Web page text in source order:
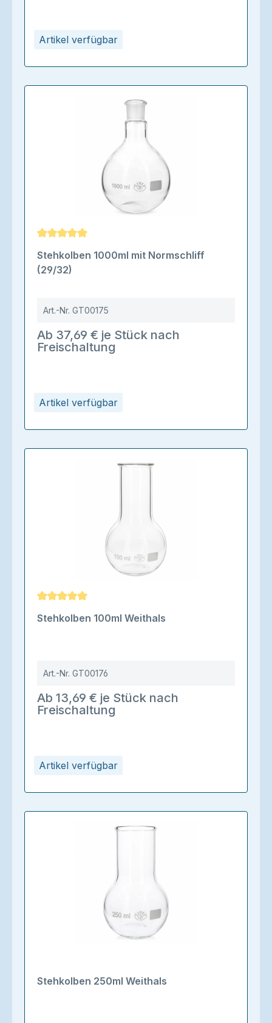
Artikel verfügbar
Artikel verfügbar
Durchschnittliche Bewertung von 5 von 5 Sternen
Stehkolben 1000ml mit Normschliff
(29/32)
Art.-Nr. GT00175
Ab 37,69 € je Stück nach
Freischaltung
Artikel verfügbar
Durchschnittliche Bewertung von 5 von 5 Sternen
Stehkolben 100ml Weithals
Art.-Nr. GT00176
Ab 13,69 € je Stück nach
Freischaltung
Stehkolben 250ml Weithals